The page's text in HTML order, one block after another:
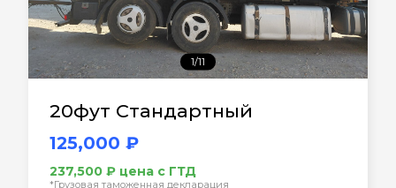
1/11
20фут Стандартный
125,000 ₽
237,500 ₽ цена с ГТД
*Грузовая таможенная декларация